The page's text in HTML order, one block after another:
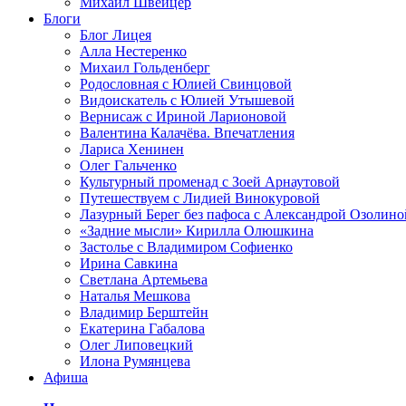
Блоги
Блог Лицея
Алла Нестеренко
Михаил Гольденберг
Родословная с Юлией Свинцовой
Видоискатель с Юлией Утышевой
Вернисаж с Ириной Ларионовой
Валентина Калачёва. Впечатления
Лариса Хенинен
Олег Гальченко
Культурный променад с Зоей Арнаутовой
Путешествуем с Лидией Винокуровой
Лазурный Берег без пафоса с Александрой
«Задние мысли» Кирилла Олюшкина
Застолье с Владимиром Софиенко
Ирина Савкина
Светлана Артемьева
Наталья Мешкова
Владимир Берштейн
Екатерина Габалова
Олег Липовецкий
Илона Румянцева
Афиша